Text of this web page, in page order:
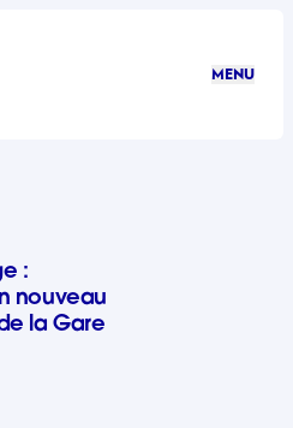
MENU
: l’Agence ouvre un
:
nouveau
la Gare